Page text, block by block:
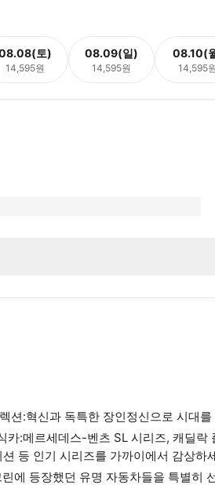
토)
14,595원
08.09(일)
14,595원
08.10(
14,595원
션:혁신과 독특한 장인정신으로 시대
카:메르세데스-벤츠 SL 시리즈, 캐딜
등 인기 시리즈를 가까이에서 감상하
에 등장했던 유명 자동차들을 특별히